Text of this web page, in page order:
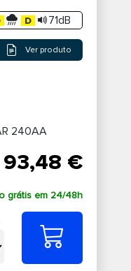
71dB
Ver produto
240AA
93,48 €
grátis em 24/48h